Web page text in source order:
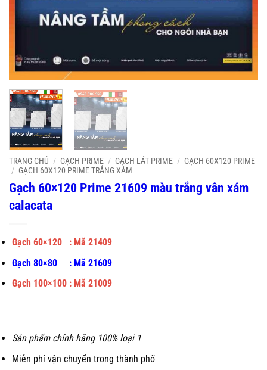
TRANG CHỦ / GẠCH PRIME / GẠCH LÁT PRIME / GẠCH 60X120 PRIME
/ GẠCH 60X120 PRIME TRẮNG XÁM
Gạch 60×120 Prime 21609 màu trắng vân xám
calacata
Gạch 60×120 : Mã 21409
Gạch 80×80 : Mã 21609
Gạch 100×100 : Mã 21009
Sản phẩm chính hãng 100% loại 1
Miễn phí vận chuyển trong thành phố